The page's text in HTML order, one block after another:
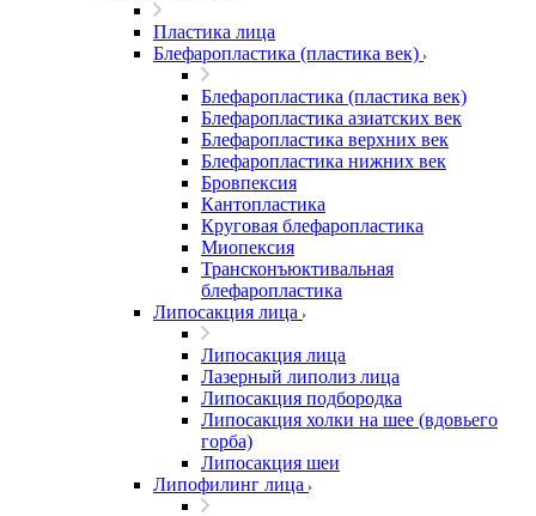
Пластика лица
Блефаропластика (пластика век)
Блефаропластика (пластика век)
Блефаропластика азиатских век
Блефаропластика верхних век
Блефаропластика нижних век
Бровпексия
Кантопластика
Круговая блефаропластика
Миопексия
Трансконъюктивальная
блефаропластика
Липосакция лица
Липосакция лица
Лазерный липолиз лица
Липосакция подбородка
Липосакция холки на шее (вдовьего
горба)
Липосакция шеи
Липофилинг лица